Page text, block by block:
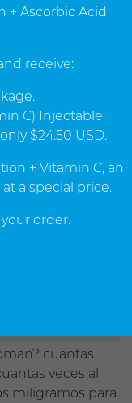
9/8/2014 8:35 PM
mas sobre el
11/9/2017 7:57 PM
boliviano me
tratamientos
cuantas
veces al
miligramos para
+ Ascorbic Acid
receive:
C) Injectable
$24.50 USD.
+ Vitamin C, an
a special price.
order.